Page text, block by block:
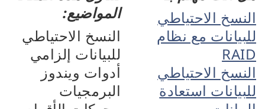
المواضيع:
النسخ الاحتياطي
للبيانات إلزامي
أدوات ويندوز
البرمجيات
النسخ الاحتياطي
للبيانات مع نظام
RAID
النسخ الاحتياطي
للبيانات استعادة